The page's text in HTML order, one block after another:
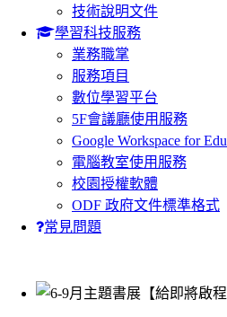
技術說明文件
學習科技服務
業務職掌
服務項目
數位學習平台
5F會議廳使用服務
Google Workspace for
電腦教室使用服務
校園授權軟體
ODF 政府文件標準格式
常見問題